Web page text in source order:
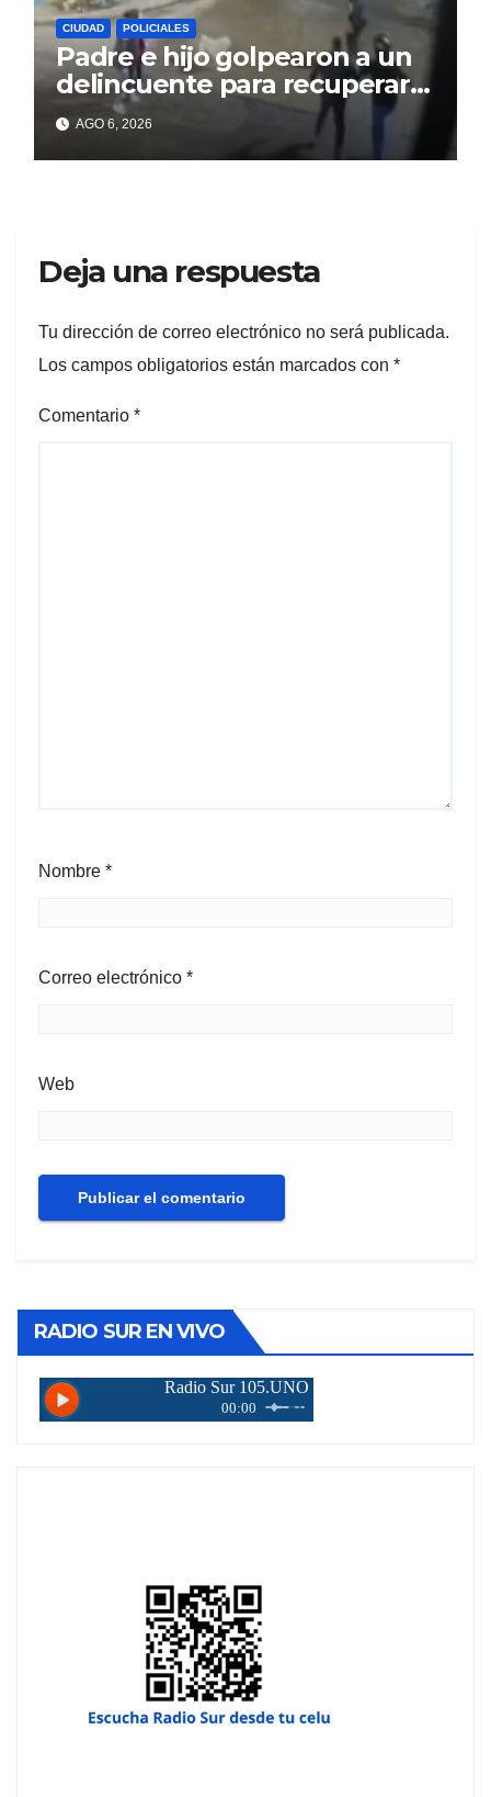
CIUDAD POLICIALES
Padre e hijo golpearon a un
delincuente para recuperar
un celular robado en Berisso
AGO 6, 2026
Deja una respuesta
Tu dirección de correo electrónico no será publicada.
Los campos obligatorios están marcados con *
Comentario *
Nombre *
Correo electrónico *
Web
RADIO SUR EN VIVO